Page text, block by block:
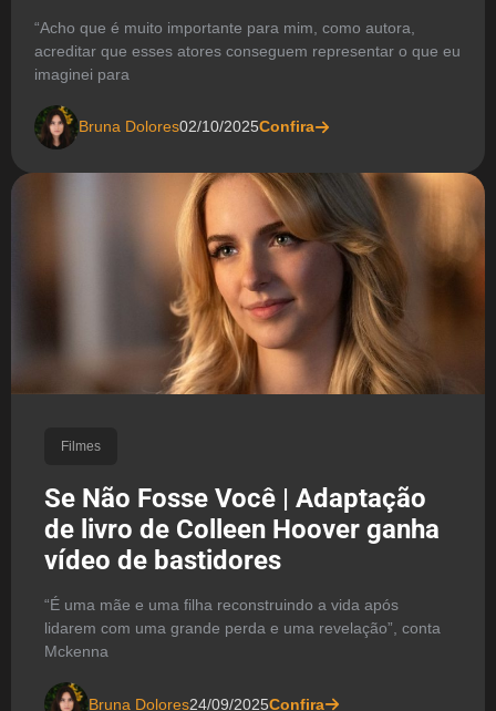
“Acho que é muito importante para mim, como autora,
acreditar que esses atores conseguem representar o que eu
imaginei para
Bruna Dolores02/10/2025Confira
Filmes
Se Não Fosse Você | Adaptação
de livro de Colleen Hoover ganha
vídeo de bastidores
“É uma mãe e uma filha reconstruindo a vida após
lidarem com uma grande perda e uma revelação”, conta
Mckenna
Bruna Dolores24/09/2025Confira